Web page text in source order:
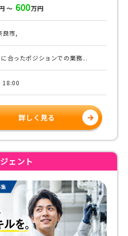
～ 600万円
良市,
合ったポジションでの業務...
18:00
詳しく見る
ェント